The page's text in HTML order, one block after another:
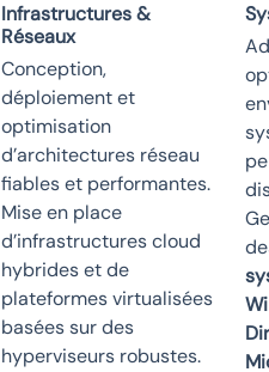
Infrastructures &
Réseaux
Conception,
déploiement et
optimisation
d’architectures réseau
fiables et performantes.
Mise en place
d’infrastructures cloud
hybrides et de
plateformes virtualisées
basées sur des
hyperviseurs robustes.